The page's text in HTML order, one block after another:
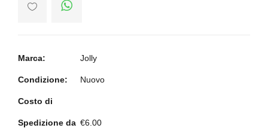
Marca: Jolly
Condizione: Nuovo
Costo di
Spedizione da €6.00